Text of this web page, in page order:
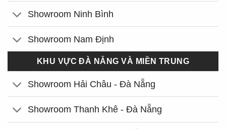
Showroom Ninh Bình
Showroom Nam Định
KHU VỰC ĐÀ NẴNG VÀ MIỀN TRUNG
Showroom Hải Châu - Đà Nẵng
Showroom Thanh Khê - Đà Nẵng